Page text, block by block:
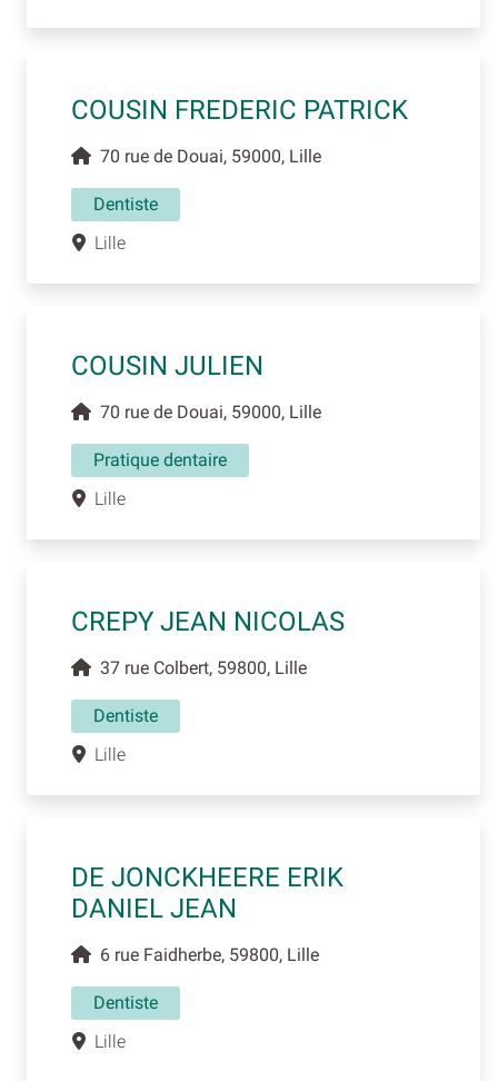
COUSIN FREDERIC PATRICK
70 rue de Douai, 59000, Lille
Dentiste
Lille
COUSIN JULIEN
70 rue de Douai, 59000, Lille
Pratique dentaire
Lille
CREPY JEAN NICOLAS
37 rue Colbert, 59800, Lille
Dentiste
Lille
DE JONCKHEERE ERIK
DANIEL JEAN
6 rue Faidherbe, 59800, Lille
Dentiste
Lille